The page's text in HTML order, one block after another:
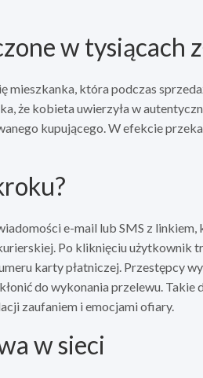
w tysiącach
mieszkanka, która podczas
że kobieta uwierzyła w
kupującego. W efekcie
e-mail lub SMS z linkiem,
Po kliknięciu użytkownik
karty płatniczej. Przestępcy
do wykonania przelewu. Takie
zaufaniem i emocjami ofiary.
w sieci